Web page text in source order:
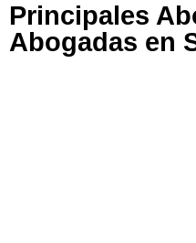
Principales
Abogadas en